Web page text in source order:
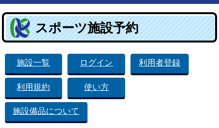
スポーツ施設予約
施設一覧 ログイン 利用者登録
利用規約 使い方
施設備品について